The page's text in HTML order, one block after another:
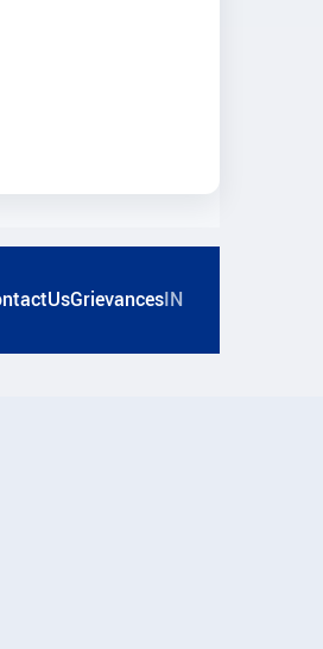
GrievancesIN